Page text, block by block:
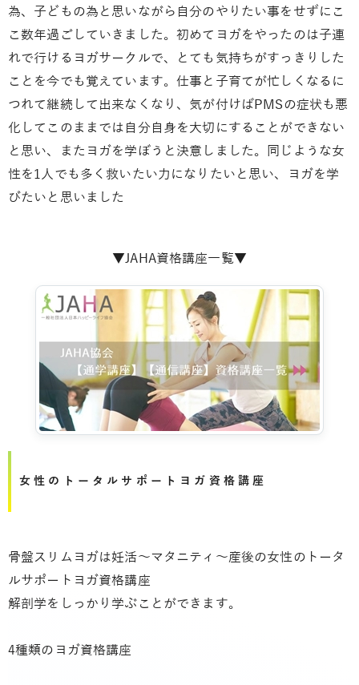
為、子どもの為と思いながら自分のやりたい事をせずにこ
こ数年過ごしていきました。初めてヨガをやったのは子連
れで行けるヨガサークルで、とても気持ちがすっきりした
ことを今でも覚えています。仕事と子育てが忙しくなるに
つれて継続して出来なくなり、気が付けばPMSの症状も悪
化してこのままでは自分自身を大切にすることができない
と思い、またヨガを学ぼうと決意しました。同じような女
性を1人でも多く救いたい力になりたいと思い、ヨガを学
びたいと思いました
▼JAHA資格講座一覧▼
女性のトータルサポートヨガ資格講座
骨盤スリムヨガは妊活～マタニティ～産後の女性のトータ
ルサポートヨガ資格講座
解剖学をしっかり学ぶことができます。
4種類のヨガ資格講座